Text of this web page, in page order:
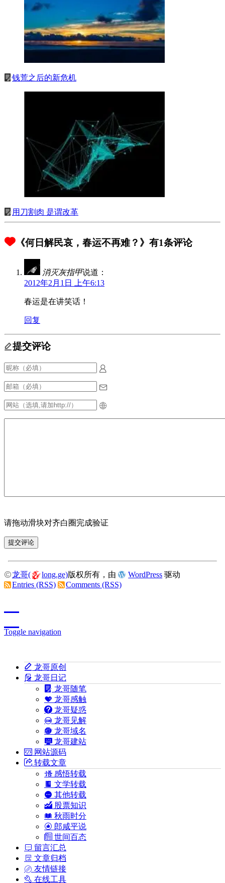
《何日解民哀，春运不再难？》有1条评论
消灭灰指甲说道：
2012年2月1日 上午6:13
春运是在讲笑话！
回复
提交评论
请拖动滑块对齐白圈完成验证
钱荒之后的新危机
用刀割肉 是谓改革
龙哥( long.ge)版权所有，由 WordPress 驱动
Entries (RSS)
Comments (RSS)
Toggle navigation
龙哥原创
龙哥日记
龙哥随笔
龙哥感触
龙哥疑惑
龙哥见解
龙哥域名
龙哥建站
网站源码
转载文章
感悟转载
文学转载
其他转载
股票知识
秋雨时分
郎咸平说
世间百态
留言汇总
文章归档
友情链接
在线工具